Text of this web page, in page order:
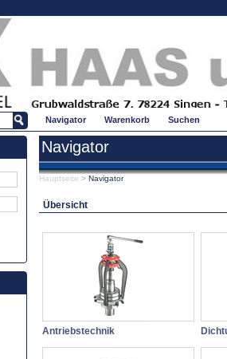
Navigator Warenkorb Suchen
Navigator
Hauptseite > Navigator
Übersicht
Antriebstechnik